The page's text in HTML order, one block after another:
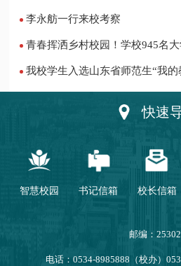
李永舫一行来校考察
青春挥洒乡村校园！学校945名
我校学生入选山东省师范生“我的教师梦”主题演讲活
快速
智慧校园 书记信箱 校长信箱
邮编：
电话：0534-8985888（校办）